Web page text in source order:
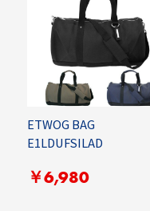
ETWOG BAG
E1LDUFSILAD
￥6,980